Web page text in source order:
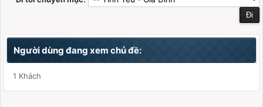
Người dùng đang xem chủ đề:
1 Khách